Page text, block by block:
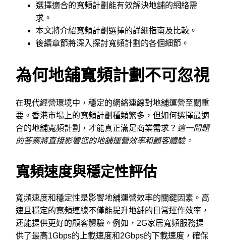
選擇適合的寬頻計劃能有效解決地舖的網絡需
求。
本文將介紹寬頻計劃選擇的詳細指南及比較。
後續章節將深入探討寬頻計劃的各個細節。
為何地舖寬頻計劃不可忽視
在現代經營環境中，穩定的網絡連線對地舖運營至關重
要。香港市場上的寬頻計劃種類繁多，但如何選擇最適
合的地舖寬頻計劃，才能真正滿足商業需求？ 這一問題
的答案將直接影響您的地舖運營效率和顧客體驗。
寬頻速度與穩定性評估
寬頻速度和穩定性是影響地舖運營效率的關鍵因素。高
速且穩定的寬頻連線不僅能提升地舖的日常運作效率，
还能提供更好的顧客體驗。例如，2G家居寬頻服務提
供了最高1Gbps的上載速度和2Gbps的下載速度，確保